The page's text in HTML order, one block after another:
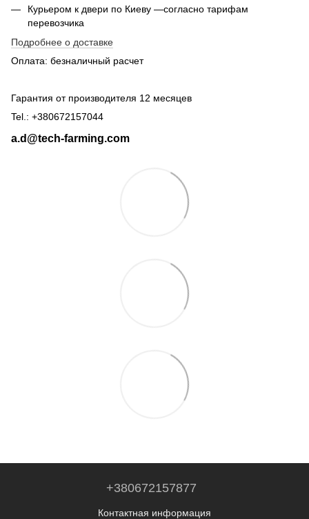
Курьером к двери по Киеву —согласно тарифам
перевозчика
Подробнее о доставке
Оплата: безналичный расчет
Гарантия от производителя 12 месяцев
Tel.: +380672157044
a.d@tech-farming.com
+380672157877
Контактная информация